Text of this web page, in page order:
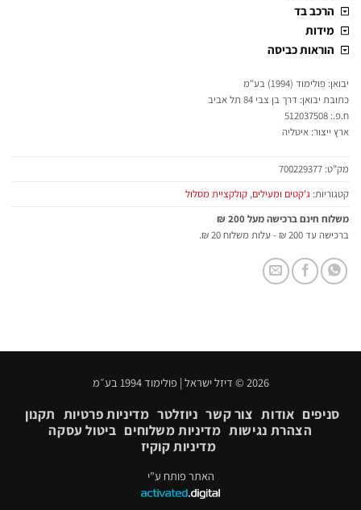
הרכב בד
מידות
הוראות כביסה
יבואן: פולימוד (1994) בע"מ
כתובת יבואן: דרך בן צבי 84 תל אביב
ח.פ.: 512037508
ארץ ייצור: איטליה
מק"ט: 700229377
קטגוריות: ג'קטים ומעילים, קולקציית מסלול
משלוח חינם ברכישה מעל 200 ₪
ברכישה עד 200 ₪ - עלות משלוח 20 ₪.
2026 © דיזל ישראל | פולימוד 1994 בע״מ
סניפים אודות צור קשר ניוזלטר מדיניות פרטיות תקנון
הצהרת נגישות מדיניות משלוחים ביטול עסקה
מדיניות קוקיז
האתר פותח ע"י